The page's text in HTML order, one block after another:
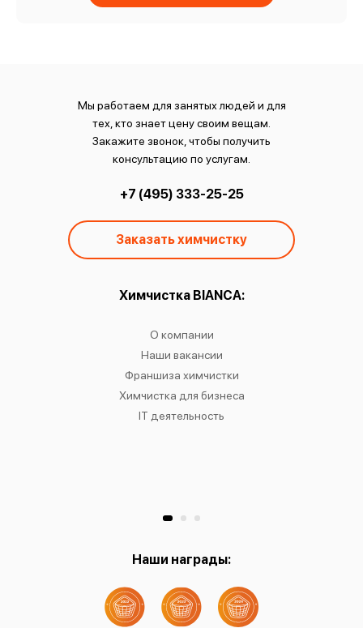
Мы работаем для занятых людей и для
тех, кто знает цену своим вещам.
Закажите звонок, чтобы получить
консультацию по услугам.
+7 (495) 333-25-25
Заказать химчистку
Химчистка BIANCA:
О компании
Наши вакансии
Франшиза химчистки
Химчистка для бизнеса
IT деятельность
Наши награды: